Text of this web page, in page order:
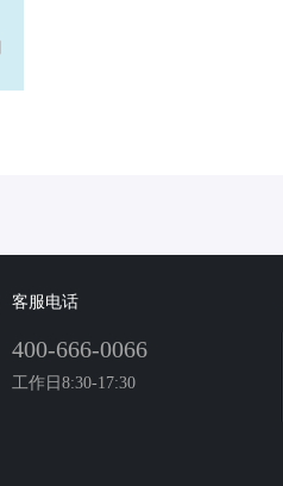
客服电话
400-666-0066
工作日8:30-17:30